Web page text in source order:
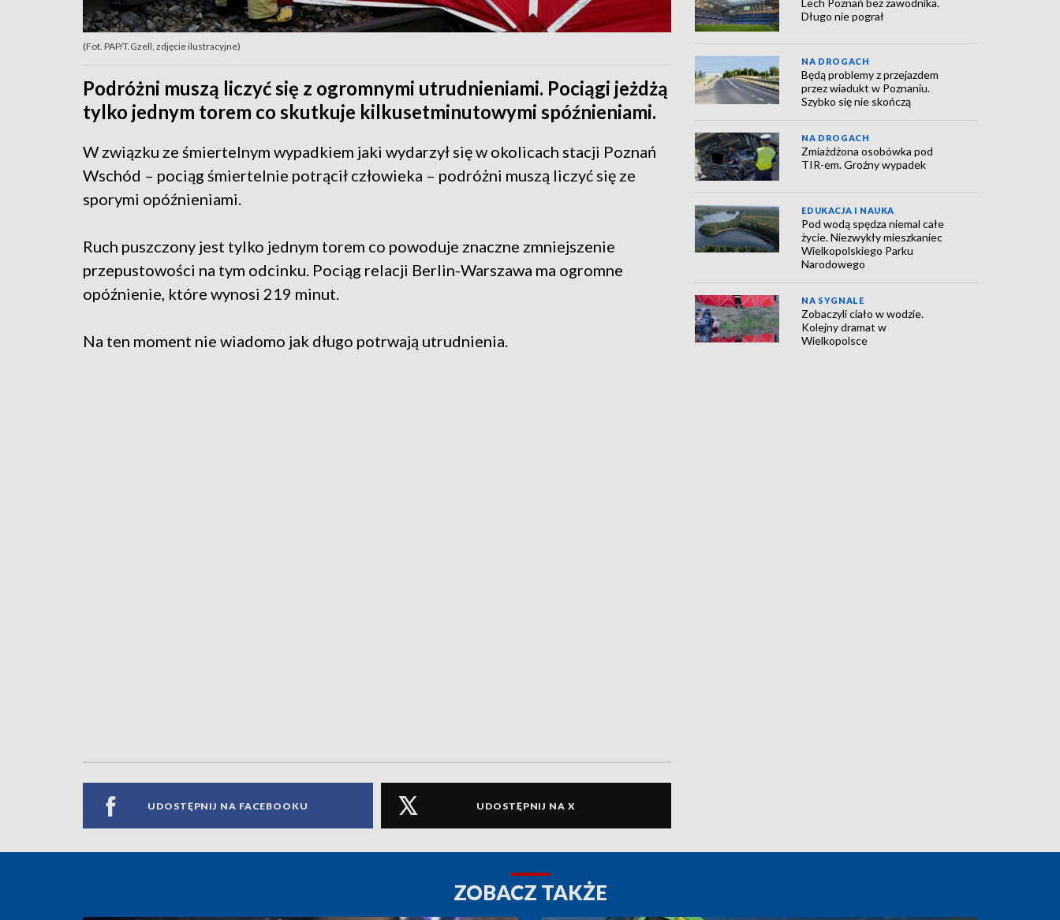
(Fot. PAP/T.Gzell, zdjęcie ilustracyjne)
Podróżni muszą liczyć się z ogromnymi utrudnieniami. Pociągi jeżdżą
tylko jednym torem co skutkuje kilkusetminutowymi spóźnieniami.
W związku ze śmiertelnym wypadkiem jaki wydarzył się w okolicach stacji Poznań
Wschód – pociąg śmiertelnie potrącił człowieka – podróżni muszą liczyć się ze
sporymi opóźnieniami.
Ruch puszczony jest tylko jednym torem co powoduje znaczne zmniejszenie
przepustowości na tym odcinku. Pociąg relacji Berlin-Warszawa ma ogromne
opóźnienie, które wynosi 219 minut.
Na ten moment nie wiadomo jak długo potrwają utrudnienia.
UDOSTĘPNIJ NA FACEBOOKU UDOSTĘPNIJ NA X
Długo nie pograł
NA DROGACH
Będą problemy z przejazdem
przez wiadukt w Poznaniu.
Szybko się nie skończą
NA DROGACH
Zmiażdżona osobówka pod
TIR-em. Groźny wypadek
EDUKACJA I NAUKA
Pod wodą spędza niemal całe
życie. Niezwykły mieszkaniec
Wielkopolskiego Parku
Narodowego
NA SYGNALE
Zobaczyli ciało w wodzie.
Kolejny dramat w
Wielkopolsce
ZOBACZ TAKŻE